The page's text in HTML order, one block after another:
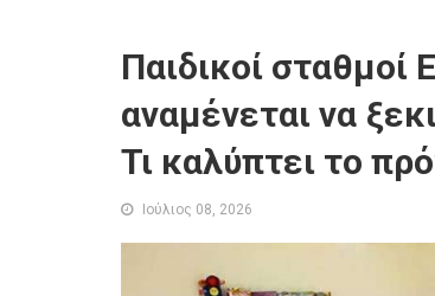
Παιδικοί σταθμοί
αναμένεται να
Τι καλύπτει το
Ιούλιος 08, 2026